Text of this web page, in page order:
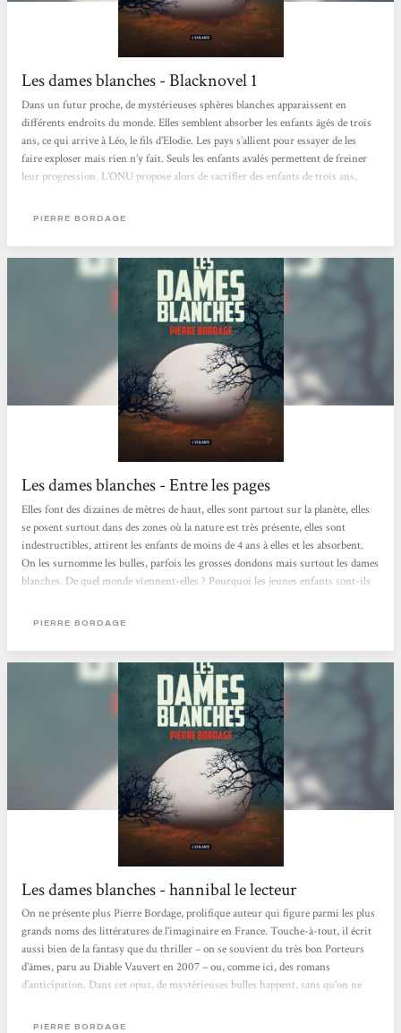
Les dames blanches - Blacknovel 1
Dans un futur proche, de mystérieuses sphères blanches apparaissent en
différents endroits du monde. Elles semblent absorber les enfants âgés de trois
ans, ce qui arrive à Léo, le fils d’Elodie. Les pays s’allient pour essayer de les
faire exploser mais rien n’y fait. Seuls les enfants avalés permettent de freiner
leur progression. L’ONU propose alors de sacrifier des enfants de trois ans,
d’un enfant de chaque couple. Ce roman est rythmé par des chapitres d’une
PIERRE BORDAGE
Les dames blanches - Entre les pages
Elles font des dizaines de mètres de haut, elles sont partout sur la planète, elles
se posent surtout dans des zones où la nature est très présente, elles sont
indestructibles, attirent les enfants de moins de 4 ans à elles et les absorbent.
On les surnomme les bulles, parfois les grosses dondons mais surtout les dames
blanches. De quel monde viennent-elles ? Pourquoi les jeunes enfants sont-ils
menace ? Lorsque la première bulle arrive sur Terre, Léo s’enfuit vers elle et
PIERRE BORDAGE
Les dames blanches - hannibal le lecteur
On ne présente plus Pierre Bordage, prolifique auteur qui figure parmi les plus
grands noms des littératures de l’imaginaire en France. Touche-à-tout, il écrit
aussi bien de la fantasy que du thriller – on se souvient du très bon Porteurs
d’âmes, paru au Diable Vauvert en 2007 – ou, comme ici, des romans
d’anticipation. Dans cet opus, de mystérieuses bulles happent, sans qu’on ne
d’avoir moins de quatre ans au moment de leur disparition. À partir de cette
PIERRE BORDAGE